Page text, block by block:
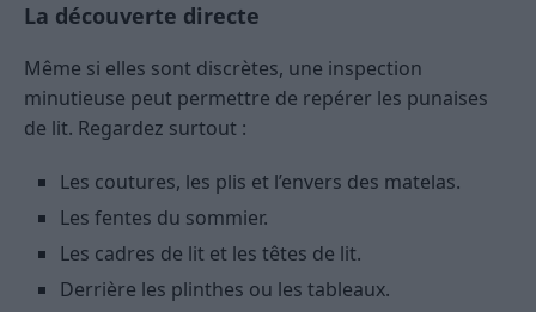
La découverte directe
Même si elles sont discrètes, une inspection
minutieuse peut permettre de repérer les punaises
de lit. Regardez surtout :
Les coutures, les plis et l’envers des matelas.
Les fentes du sommier.
Les cadres de lit et les têtes de lit.
Derrière les plinthes ou les tableaux.